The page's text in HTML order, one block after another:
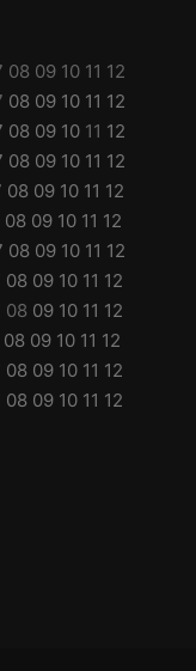
08 09 10 11 12
08 09 10 11 12
08 09 10 11 12
08 09 10 11 12
08 09 10 11 12
08 09 10 11 12
08 09 10 11 12
08 09 10 11 12
08 09 10 11 12
08 09 10 11 12
08 09 10 11 12
08 09 10 11 12